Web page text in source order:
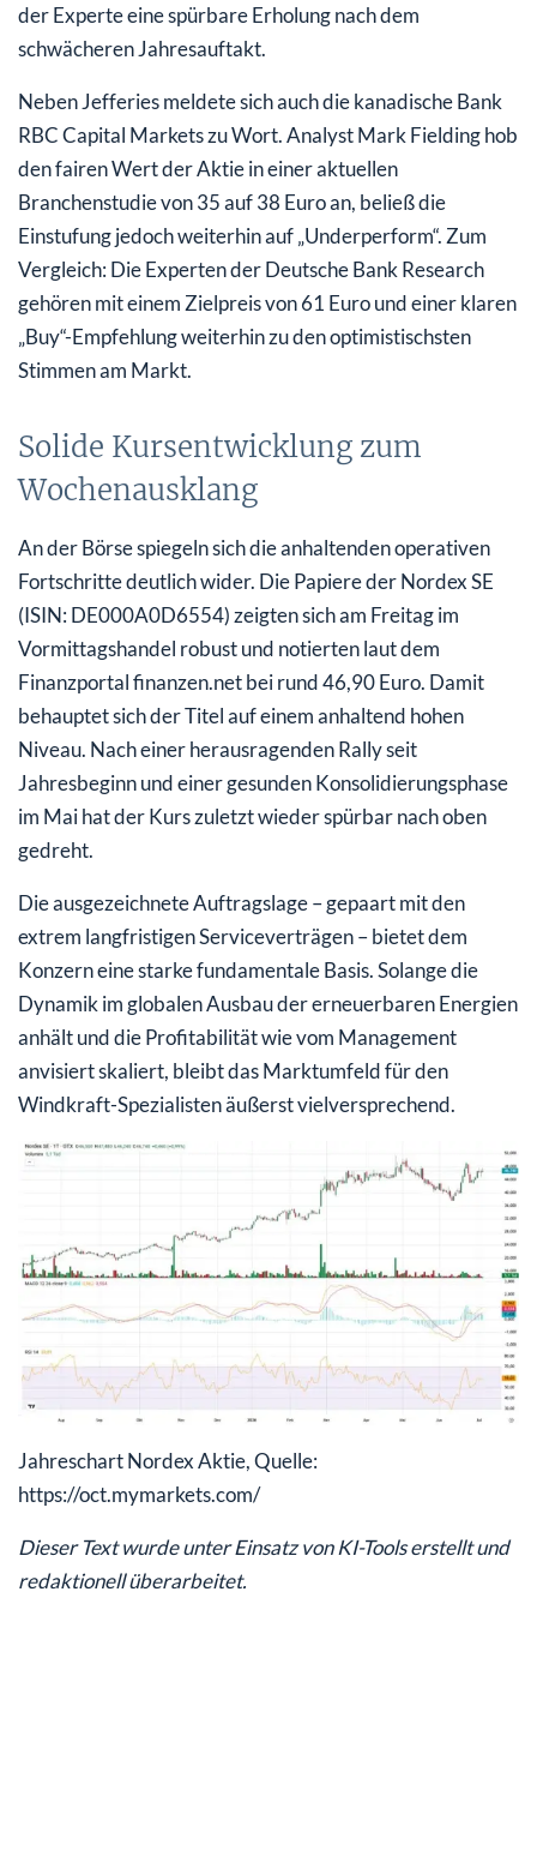
der Experte eine spürbare Erholung nach dem
schwächeren Jahresauftakt.
Neben Jefferies meldete sich auch die kanadische Bank
RBC Capital Markets zu Wort. Analyst Mark Fielding hob
den fairen Wert der Aktie in einer aktuellen
Branchenstudie von 35 auf 38 Euro an, beließ die
Einstufung jedoch weiterhin auf „Underperform“. Zum
Vergleich: Die Experten der Deutsche Bank Research
gehören mit einem Zielpreis von 61 Euro und einer klaren
„Buy“-Empfehlung weiterhin zu den optimistischsten
Stimmen am Markt.
Solide Kursentwicklung zum
Wochenausklang
An der Börse spiegeln sich die anhaltenden operativen
Fortschritte deutlich wider. Die Papiere der Nordex SE
(ISIN: DE000A0D6554) zeigten sich am Freitag im
Vormittagshandel robust und notierten laut dem
Finanzportal finanzen.net bei rund 46,90 Euro. Damit
behauptet sich der Titel auf einem anhaltend hohen
Niveau. Nach einer herausragenden Rally seit
Jahresbeginn und einer gesunden Konsolidierungsphase
im Mai hat der Kurs zuletzt wieder spürbar nach oben
gedreht.
Die ausgezeichnete Auftragslage – gepaart mit den
extrem langfristigen Serviceverträgen – bietet dem
Konzern eine starke fundamentale Basis. Solange die
Dynamik im globalen Ausbau der erneuerbaren Energien
anhält und die Profitabilität wie vom Management
anvisiert skaliert, bleibt das Marktumfeld für den
Windkraft-Spezialisten äußerst vielversprechend.
Jahreschart Nordex Aktie, Quelle:
https://oct.mymarkets.com/
Dieser Text wurde unter Einsatz von KI-Tools erstellt und
redaktionell überarbeitet.